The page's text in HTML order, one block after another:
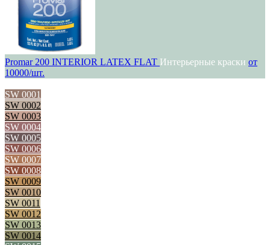
Promar 200 INTERIOR LATEX FLAT Интерьерные краски от
10000/шт.
SW 0001
SW 0002
SW 0003
SW 0004
SW 0005
SW 0006
SW 0007
SW 0008
SW 0009
SW 0010
SW 0011
SW 0012
SW 0013
SW 0014